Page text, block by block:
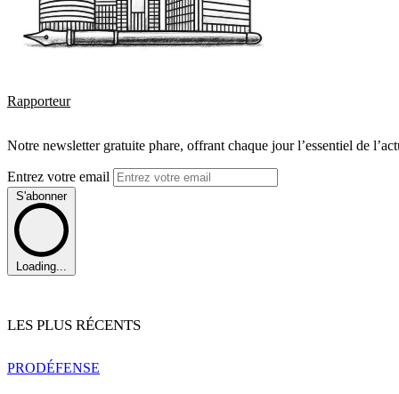
Rapporteur
Notre newsletter gratuite phare, offrant chaque jour l’essentiel de
Entrez votre email
S'abonner
Loading...
LES PLUS RÉCENTS
PRODÉFENSE